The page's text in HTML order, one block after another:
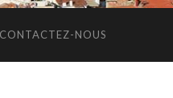
CONTACTEZ-NOUS